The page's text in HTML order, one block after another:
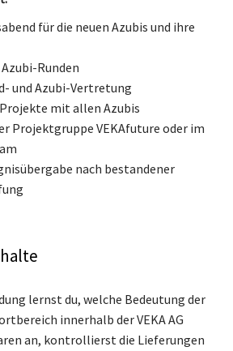
für die neuen Azubis und ihre
Runden
und Azubi-Vertretung
mit allen Azubis
Projektgruppe VEKAfuture oder im
nach bestandener
lernst du, welche Bedeutung der
innerhalb der VEKA AG
an, kontrollierst die Lieferungen